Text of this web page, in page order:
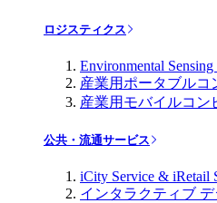
ロジスティクス
Environmental
産業用ポータブルコ
産業用モバイルコン
公共・流通サービス
iCity Service & iRetail
インタラクティブ